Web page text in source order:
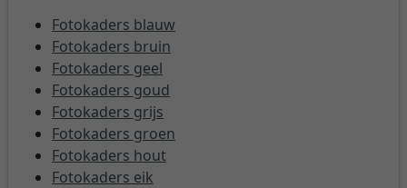
Fotokaders blauw
Fotokaders bruin
Fotokaders geel
Fotokaders goud
Fotokaders grijs
Fotokaders groen
Fotokaders hout
Fotokaders eik